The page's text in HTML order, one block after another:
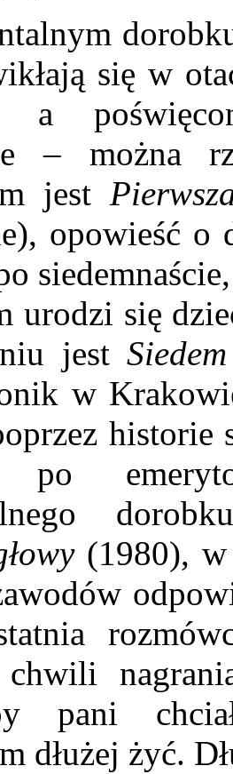
się w
a
– można
jest
opowieść o
urodzi się
jest
w
po
(1980),
pani
dłużej żyć.